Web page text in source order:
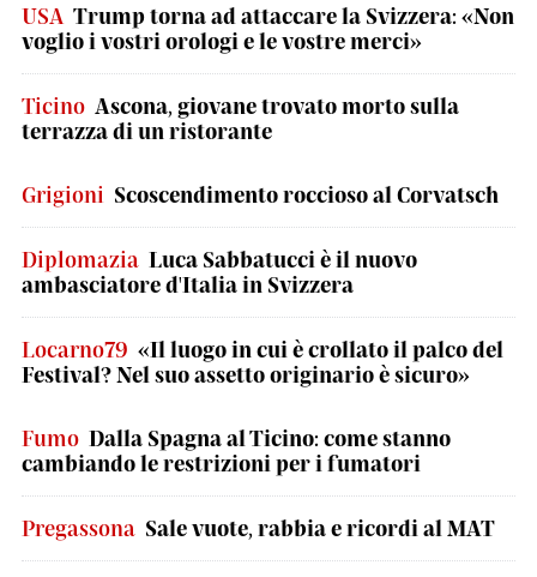
USA Trump torna ad attaccare la Svizzera: «Non
voglio i vostri orologi e le vostre merci»
Ticino Ascona, giovane trovato morto sulla
terrazza di un ristorante
Grigioni Scoscendimento roccioso al Corvatsch
Diplomazia Luca Sabbatucci è il nuovo
ambasciatore d'Italia in Svizzera
Locarno79 «Il luogo in cui è crollato il palco del
Festival? Nel suo assetto originario è sicuro»
Fumo Dalla Spagna al Ticino: come stanno
cambiando le restrizioni per i fumatori
Pregassona Sale vuote, rabbia e ricordi al MAT